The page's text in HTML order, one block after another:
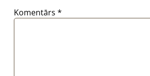
Komentārs *